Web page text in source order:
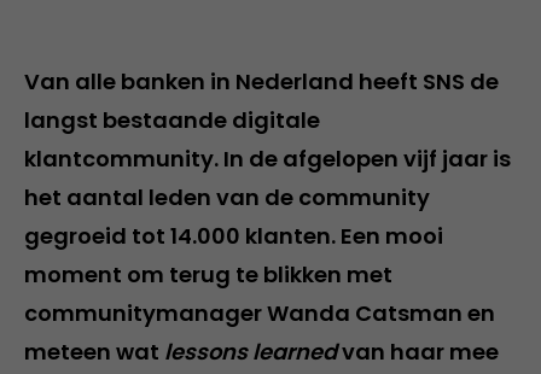
Van alle banken in Nederland heeft SNS de
langst bestaande digitale
klantcommunity. In de afgelopen vijf jaar is
het aantal leden van de community
gegroeid tot 14.000 klanten. Een mooi
moment om terug te blikken met
communitymanager Wanda Catsman en
meteen wat lessons learnedvan haar mee